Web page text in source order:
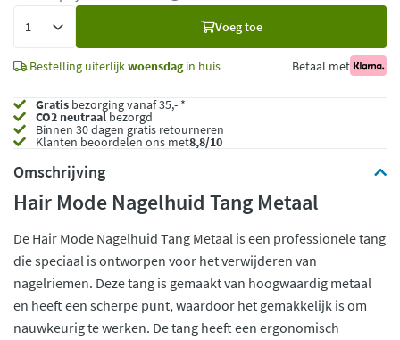
Voeg toe
Bestelling uiterlijkwoensdagin huis Betaal met
Gratis bezorging vanaf 35,- *
CO2 neutraalbezorgd
Binnen 30 dagen gratis retourneren
Klanten beoordelen ons met8,8/10
Omschrijving
Hair Mode Nagelhuid Tang Metaal
De Hair Mode Nagelhuid Tang Metaal is een professionele tang
die speciaal is ontworpen voor het verwijderen van
nagelriemen. Deze tang is gemaakt van hoogwaardig metaal
en heeft een scherpe punt, waardoor het gemakkelijk is om
nauwkeurig te werken. De tang heeft een ergonomisch